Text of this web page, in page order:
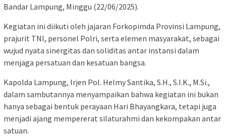
Bandar Lampung, Minggu (22/06/2025).
Kegiatan ini diikuti oleh jajaran Forkopimda Provinsi Lampung,
prajurit TNI, personel Polri, serta elemen masyarakat, sebagai
wujud nyata sinergitas dan soliditas antar instansi dalam
menjaga persatuan dan kesatuan bangsa.
Kapolda Lampung, Irjen Pol. Helmy Santika, S.H., S.I.K., M.Si.,
dalam sambutannya menyampaikan bahwa kegiatan ini bukan
hanya sebagai bentuk perayaan Hari Bhayangkara, tetapi juga
menjadi ajang mempererat silaturahmi dan kekompakan antar
satuan.